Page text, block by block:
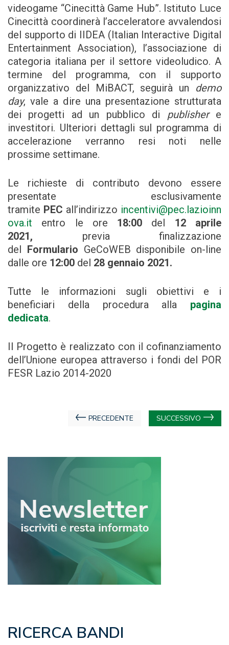
videogame “Cinecittà Game Hub”. Istituto Luce
Cinecittà coordinerà l’acceleratore avvalendosi
del supporto di IIDEA (Italian Interactive Digital
Entertainment Association), l’associazione di
categoria italiana per il settore videoludico. A
termine del programma, con il supporto
organizzativo del MiBACT, seguirà un demo
day, vale a dire una presentazione strutturata
dei progetti ad un pubblico di publishere
investitori. Ulteriori dettagli sul programma di
accelerazione verranno resi noti nelle
prossime settimane.
Le richieste di contributo devono essere
presentate esclusivamente
tramite PEC all’indirizzo incentivi@pec.lazioinn
ova.it entro le ore 18:00 del 12 aprile
2021, previa finalizzazione
del Formulario GeCoWEB disponibile on-line
dalle ore 12:00 del 28 gennaio 2021.
Tutte le informazioni sugli obiettivi e i
beneficiari della procedura alla pagina
dedicata.
Il Progetto è realizzato con il cofinanziamento
dell’Unione europea attraverso i fondi del POR
FESR Lazio 2014-2020
Navigazione
PRECEDENTE SUCCESSIVO
RICERCA BANDI